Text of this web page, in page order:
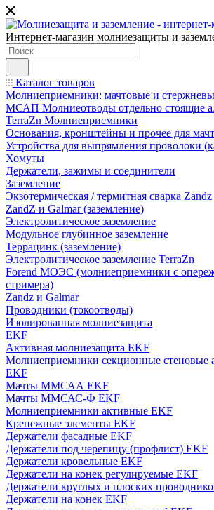
Интернет-магазин молниезащиты и
Каталог товаров
Молниеприемники: мачтовые и
МСАП Молниеотводы отдельно стоящие
TerraZn Молниеприемники
Основания, кронштейны и прочее для
Устройства для выпрямления проволоки
Хомуты
Держатели, зажимы и соединители
Заземление
Экзотермическая / термитная сварка Zandz
ZandZ и Galmar (заземление)
Электролитическое заземление
Модульное глубинное заземление
Террацинк (заземление)
Электролитическое заземление TerraZn
Forend МОЭС (молниеприемники с
стримера)
Zandz и Galmar
Проводники (токоотводы)
Изолированная молниезащита
EKF
Активная молниезащита EKF
Молниеприемники секционные
EKF
Мачты ММСАА EKF
Мачты ММСАС-Ф EKF
Молниеприемники активные EKF
Крепежные элементы EKF
Держатели фасадные EKF
Держатели под черепицу (профлист) EKF
Держатели кровельные EKF
Держатели на конек регулируемые EKF
Держатели круглых и плоских
Держатели на конек EKF